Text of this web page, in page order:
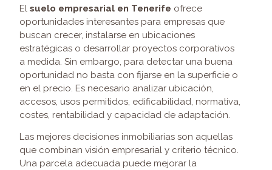
El suelo empresarial en Tenerife ofrece
oportunidades interesantes para empresas que
buscan crecer, instalarse en ubicaciones
estratégicas o desarrollar proyectos corporativos
a medida. Sin embargo, para detectar una buena
oportunidad no basta con fijarse en la superficie o
en el precio. Es necesario analizar ubicación,
accesos, usos permitidos, edificabilidad, normativa,
costes, rentabilidad y capacidad de adaptación.
Las mejores decisiones inmobiliarias son aquellas
que combinan visión empresarial y criterio técnico.
Una parcela adecuada puede mejorar la